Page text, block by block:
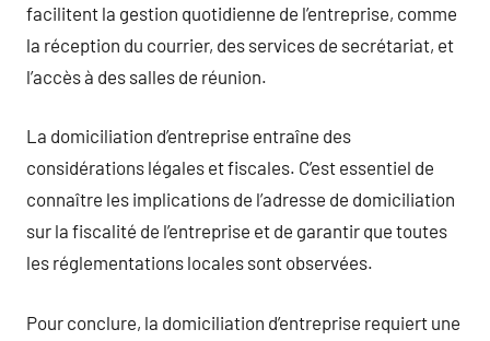
facilitent la gestion quotidienne de l’entreprise, comme
la réception du courrier, des services de secrétariat, et
l’accès à des salles de réunion.
La domiciliation d’entreprise entraîne des
considérations légales et fiscales. C’est essentiel de
connaître les implications de l’adresse de domiciliation
sur la fiscalité de l’entreprise et de garantir que toutes
les réglementations locales sont observées.
Pour conclure, la domiciliation d’entreprise requiert une